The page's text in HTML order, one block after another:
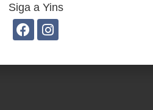
Siga a Yins